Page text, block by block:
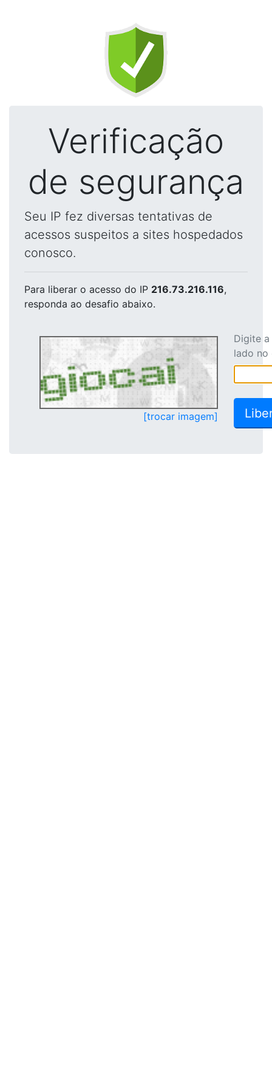
Verificação
de segurança
Seu IP fez diversas tentativas de
acessos suspeitos a sites hospedados
conosco.
Para liberar o acesso do IP 216.73.216.116,
responda ao desafio abaixo.
[trocar imagem]
Digite
lado no